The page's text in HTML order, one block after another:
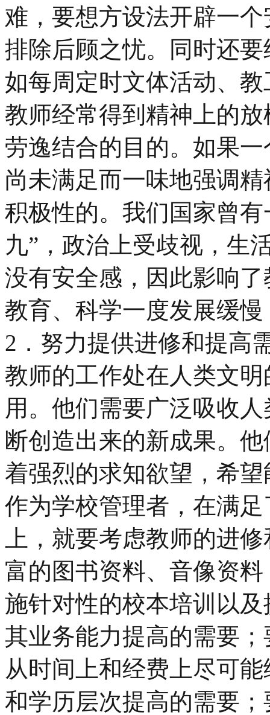
难，要想方设法开辟一
排除后顾之忧。同时还
如每周定时文体活动、
教师经常得到精神上的
劳逸结合的目的。如果
尚未满足而一味地强调
积极性的。我们国家曾
九”，政治上受歧视，生
没有安全感，因此影响
教育、科学一度发展缓
2．努力提供进修和提高
教师的工作处在人类文
用。他们需要广泛吸收
断创造出来的新成果。
着强烈的求知欲望，希
作为学校管理者，在满
上，就要考虑教师的进
富的图书资料、音像资
施针对性的校本培训以
其业务能力提高的需要
从时间上和经费上尽可
和学历层次提高的需要